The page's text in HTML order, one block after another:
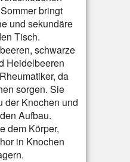
bringt
und sekundäre
Tisch.
schwarze
Heidelbeeren
da
sorgen. Sie
der Knochen und
Aufbau.
dem Körper,
in Knochen